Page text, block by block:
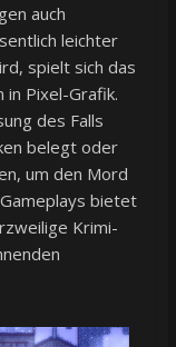
auch
leichter
spielt sich das
Pixel-Grafik.
des Falls
belegt oder
um den Mord
bietet
Krimi-